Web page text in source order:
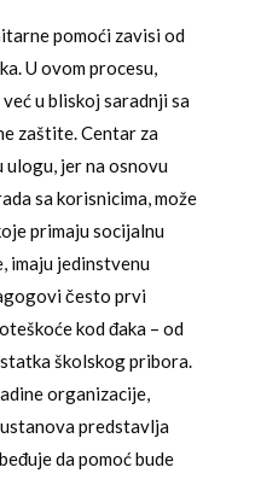
pomoći zavisi od
U ovom procesu,
u bliskoj saradnji sa
zaštite. Centar za
ulogu, jer na osnovu
sa korisnicima, može
primaju socijalnu
imaju jedinstvenu
često prvi
kod đaka – od
školskog pribora.
organizacije,
predstavlja
da pomoć bude